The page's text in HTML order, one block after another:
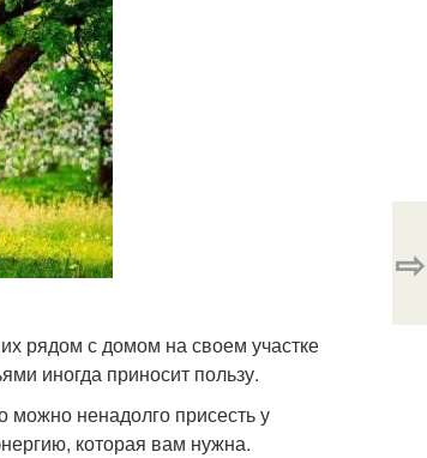
рядом с домом на своем участке
иногда приносит пользу.
можно ненадолго присесть у
которая вам нужна.
⇨